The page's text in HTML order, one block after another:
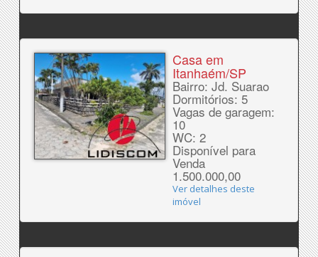
Casa em
Itanhaém/SP
Bairro: Jd. Suarao
Dormitórios: 5
Vagas de garagem:
10
WC: 2
Disponível para
Venda
1.500.000,00
Ver detalhes deste
imóvel